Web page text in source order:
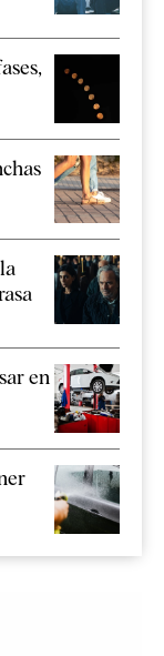
en